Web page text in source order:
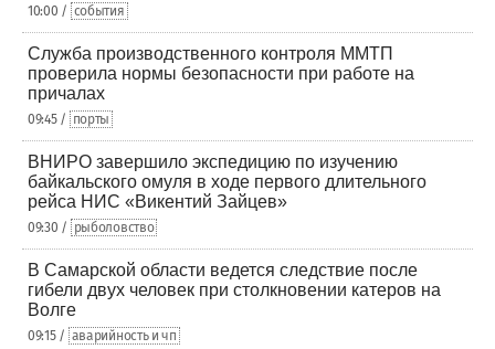
10:00 / события
Служба производственного контроля ММТП
проверила нормы безопасности при работе на
причалах
09:45 / порты
ВНИРО завершило экспедицию по изучению
байкальского омуля в ходе первого длительного
рейса НИС «Викентий Зайцев»
09:30 / рыболовство
В Самарской области ведется следствие после
гибели двух человек при столкновении катеров на
Волге
09:15 / аварийность и чп